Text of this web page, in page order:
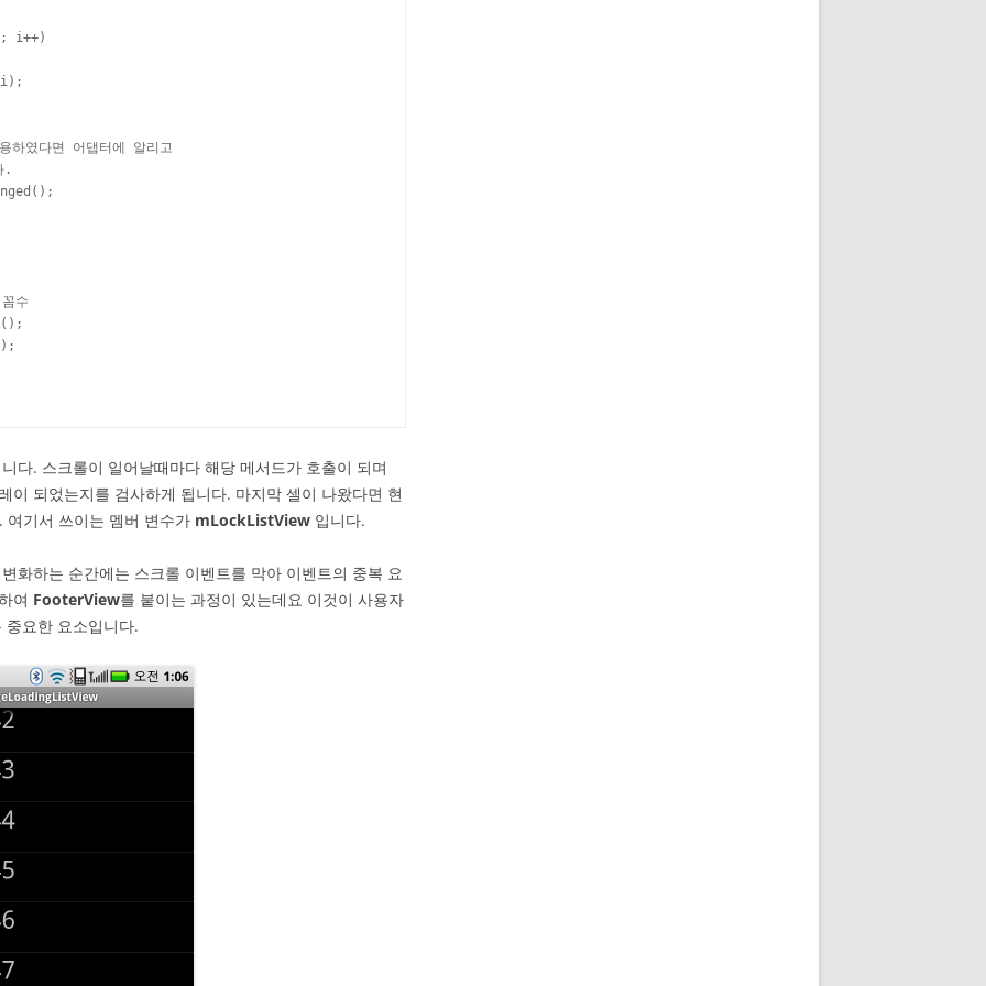
i++)
하였다면 어댑터에 알리고
.
수
다. 스크롤이 일어날때마다 해당 메서드가 호출이 되며
이 되었는지를 검사하게 됩니다. 마지막 셀이 나왔다면 현
여기서 쓰이는 멤버 변수가 mLockListView 입니다.
화하는 순간에는 스크롤 이벤트를 막아 이벤트의 중복 요
여 FooterView를 붙이는 과정이 있는데요 이것이 사용자
요한 요소입니다.